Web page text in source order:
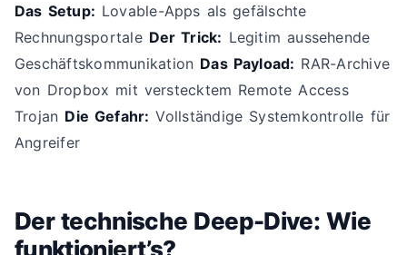
Das Setup: Lovable-Apps als gefälschte
Rechnungsportale Der Trick: Legitim aussehende
Geschäftskommunikation Das Payload: RAR-Archive
von Dropbox mit verstecktem Remote Access
Trojan Die Gefahr: Vollständige Systemkontrolle für
Angreifer
Der technische Deep-Dive: Wie
funktioniert’s?